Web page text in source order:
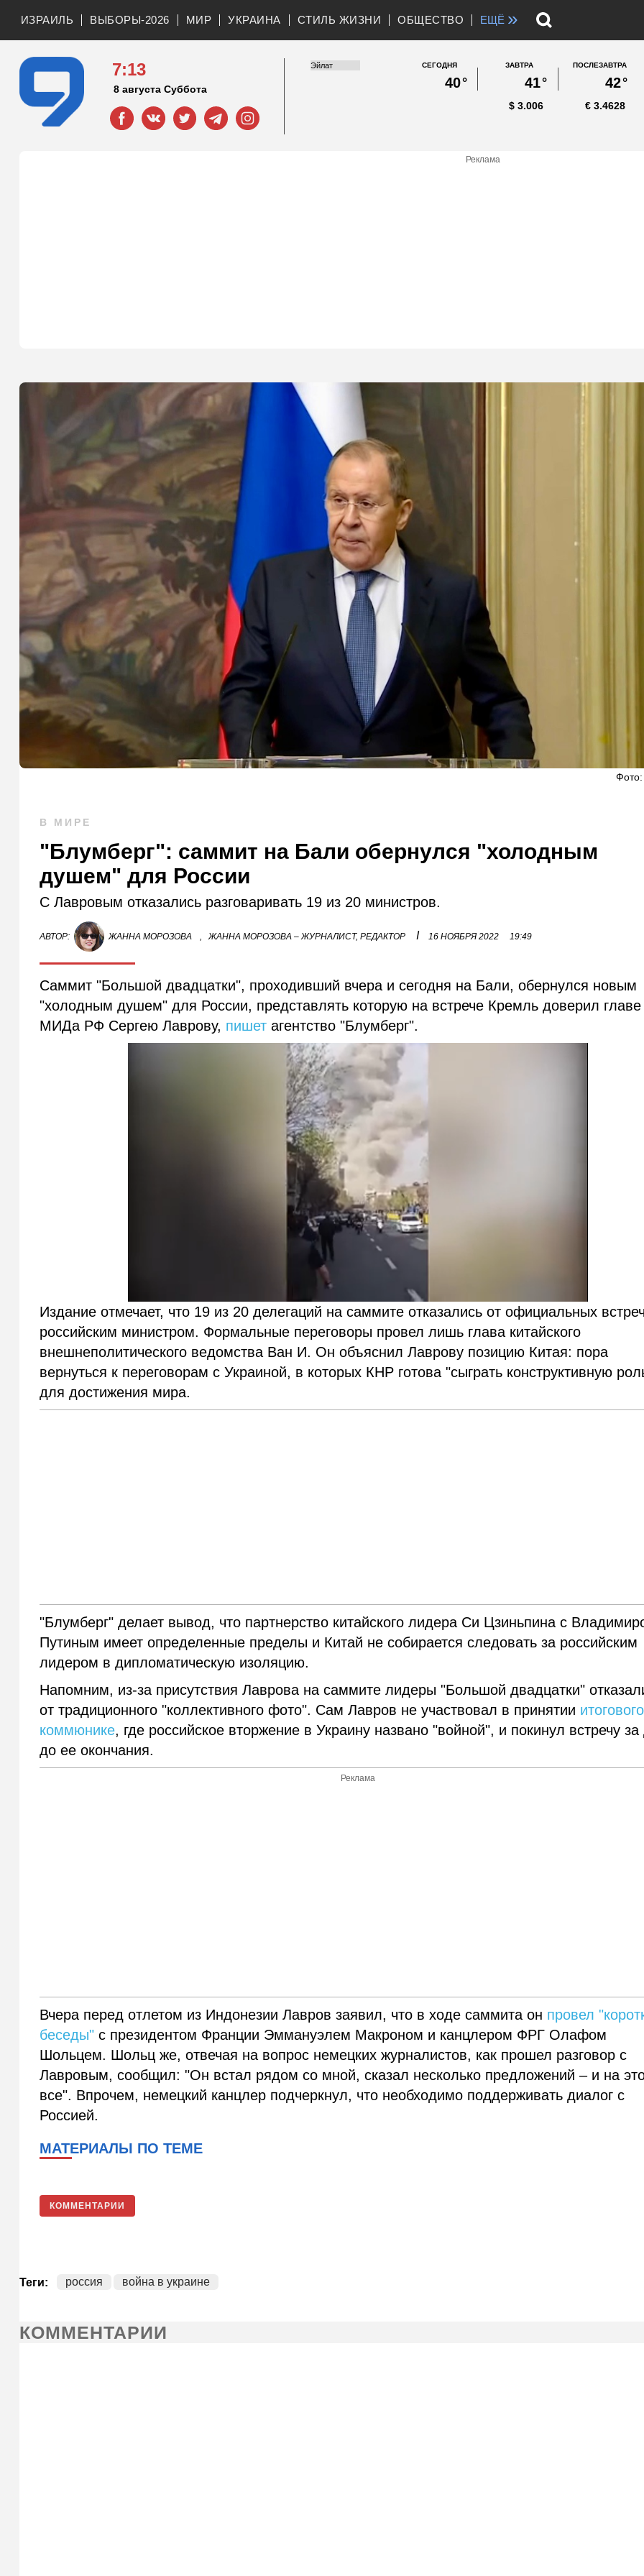
ИЗРАИЛЬ ВЫБОРЫ-2026 МИР УКРАИНА СТИЛЬ ЖИЗНИ ОБЩЕСТВО ЕЩЁ »
7:13
8 августа Суббота
СЕГОДНЯ
40°
ЗАВТРА
41°
ПОСЛЕЗАВТРА
42°
3.006
$ 3.4628
€
Реклама
Фото:
В МИРЕ
"Блумберг": саммит на Бали обернулся "холодным
душем" для России
С Лавровым отказались разговаривать 19 из 20 министров.
АВТОР: ЖАННА МОРОЗОВА , ЖАННА МОРОЗОВА – ЖУРНАЛИСТ, РЕДАКТОР I 16 НОЯБРЯ 2022 19:49
Саммит "Большой двадцатки", проходивший вчера и сегодня на Бали, обернулся новым
"холодным душем" для России, представлять которую на встрече Кремль доверил главе
МИДа РФ Сергею Лаврову, пишет агентство "Блумберг".
Издание отмечает, что 19 из 20 делегаций на саммите отказались от официальных
российским министром. Формальные переговоры провел лишь глава китайского
внешнеполитического ведомства Ван И. Он объяснил Лаврову позицию Китая: пора
вернуться к переговорам с Украиной, в которых КНР готова "сыграть конструктивную
для достижения мира.
"Блумберг" делает вывод, что партнерство китайского лидера Си Цзиньпина с
Путиным имеет определенные пределы и Китай не собирается следовать за российским
лидером в дипломатическую изоляцию.
Напомним, из-за присутствия Лаврова на саммите лидеры "Большой двадцатки"
от традиционного "коллективного фото". Сам Лавров не участвовал в принятии итогового
коммюнике, где российское вторжение в Украину названо "войной", и покинул встречу за
до ее окончания.
Реклама
Вчера перед отлетом из Индонезии Лавров заявил, что в ходе саммита он провел
беседы" с президентом Франции Эммануэлем Макроном и канцлером ФРГ Олафом
Шольцем. Шольц же, отвечая на вопрос немецких журналистов, как прошел разговор с
Лавровым, сообщил: "Он встал рядом со мной, сказал несколько предложений – и на
все". Впрочем, немецкий канцлер подчеркнул, что необходимо поддерживать диалог с
Россией.
МАТЕРИАЛЫ ПО ТЕМЕ
КОММЕНТАРИИ
Теги: россия война в украине
КОММЕНТАРИИ